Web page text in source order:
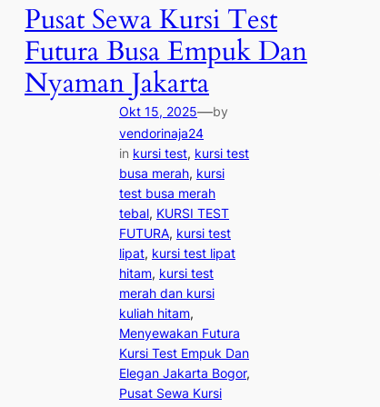
Pusat Sewa Kursi Test
Futura Busa Empuk Dan
Nyaman Jakarta
Okt 15, 2025—by
vendorinaja24
in kursi test, kursi test
busa merah, kursi
test busa merah
tebal, KURSI TEST
FUTURA, kursi test
lipat, kursi test lipat
hitam, kursi test
merah dan kursi
kuliah hitam
Menyewakan Futura
Kursi Test Empuk Dan
Elegan Jakarta Bogor
Pusat Sewa Kursi